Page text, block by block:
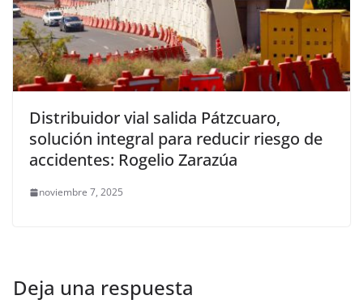
Distribuidor vial salida Pátzcuaro,
solución integral para reducir riesgo de
accidentes: Rogelio Zarazúa
noviembre 7, 2025
Deja una respuesta